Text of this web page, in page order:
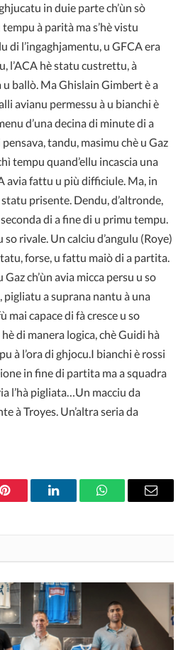
in duie parte ch’ùn sò
à parità ma s’hè vistu
di l’ingaghjamentu, u GFCA era
l’ACA hè statu custrettu, à
u ballò. Ma Ghislain Gimbert è a
avianu permessu à u bianchi è
d’una decina di minute di a
tandu, masimu chè u Gaz
tempu quand’ellu incascia una
avia fattu u più difficiule. Ma, in
prisente. Dendu, d’altronde,
di a fine di u primu tempu.
rivale. Un calciu d’angulu (Roye)
forse, u fattu maiò di a partita.
ch’ùn avia micca persu u so
pigliatu a suprana nantu à una
mai capace di fà cresce u so
di manera logica, chè Guidi hà
à l’ora di ghjocu.I bianchi è rossi
in fine di partita ma a squadra
l’hà pigliata…Un macciu da
à Troyes. Un’altra seria da
Pinterest LinkedInWhatsAppEmail